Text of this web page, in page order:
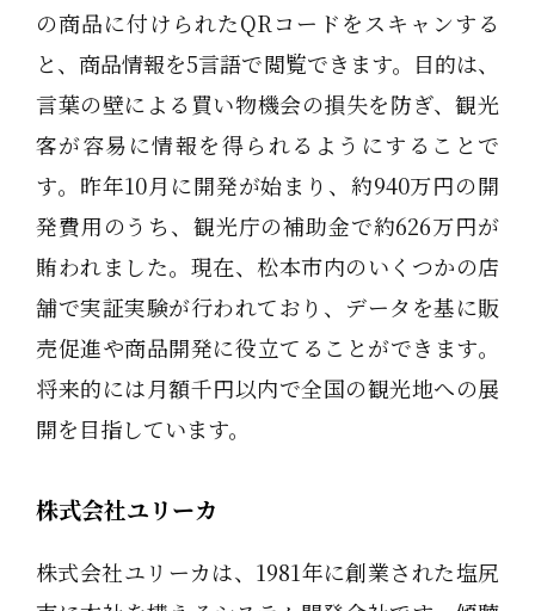
の商品に付けられたQRコードをスキャンする
と、商品情報を5言語で閲覧できます。目的は、
言葉の壁による買い物機会の損失を防ぎ、観光
客が容易に情報を得られるようにすることで
す。昨年10月に開発が始まり、約940万円の開
発費用のうち、観光庁の補助金で約626万円が
賄われました。現在、松本市内のいくつかの店
舗で実証実験が行われており、データを基に販
売促進や商品開発に役立てることができます。
将来的には月額千円以内で全国の観光地への展
開を目指しています。
株式会社ユリーカ
株式会社ユリーカは、1981年に創業された塩尻